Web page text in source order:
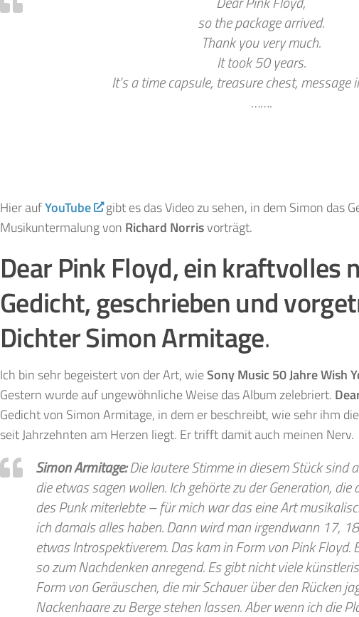
so the package arrived.
Thank you very much.
It took 50 years.
It’s a time capsule, treasure chest, message
…….
Hier aufYouTube
gibt es das Video zu sehen, in dem Simon das
Musikuntermalung von Richard Norrisvorträgt.
Dear Pink Floyd, ein kraftvolles
Gedicht, geschrieben und
Dichter Simon Armitage.
Ich bin sehr begeistert von der Art, wieSony Music50 Jahre Wish
Gestern wurde auf ungewöhnliche Weise das Album zelebriert.
Gedicht von Simon Armitage, in dem er beschreibt, wie sehr ihm
seit Jahrzehnten am Herzen liegt. Er trifft damit auch meinen Nerv.
Simon Armitage:Die lautere Stimme in diesem Stück sind
die etwas sagen wollen. Ich gehörte zu der Generation, die
des Punk miterlebte – für mich war das eine Art
ich damals alles haben. Dann wird man irgendwann 17,
etwas Introspektiverem. Das kam in Form von Pink Floyd.
so zum Nachdenken anregend. Es gibt nicht viele
Form von Geräuschen, die mir Schauer über den Rücken
Nackenhaare zu Berge stehen lassen. Aber wenn ich die